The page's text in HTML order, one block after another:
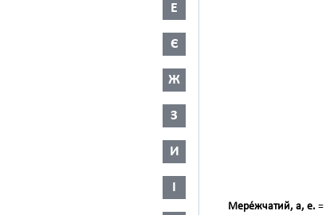
Е
Є
Ж
З
И
І
Мере́жчатий, а, е. =